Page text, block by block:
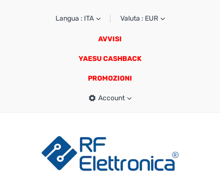
Langua : ITA Valuta : EUR
AVVISI
YAESU CASHBACK
PROMOZIONI
Account